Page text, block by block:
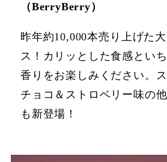
（BerryBerry）
昨年約10,000本売り上げた
ス！カリッとした食感とい
香りをお楽しみください。
チョコ＆ストロベリー味の
も新登場！